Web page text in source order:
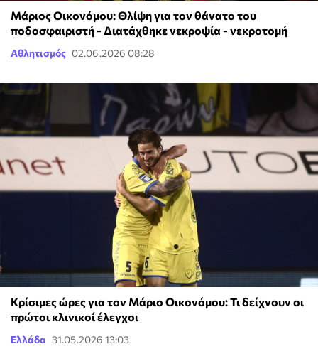
Μάριος Οικονόμου: Θλίψη για τον θάνατο του
ποδοσφαιριστή - Διατάχθηκε νεκροψία - νεκροτομή
Αθλητισμός 02.06.2026 08:28
Κρίσιμες ώρες για τον Μάριο Οικονόμου: Τι δείχνουν οι
πρώτοι κλινικοί έλεγχοι
Ελλάδα 31.05.2026 13:03